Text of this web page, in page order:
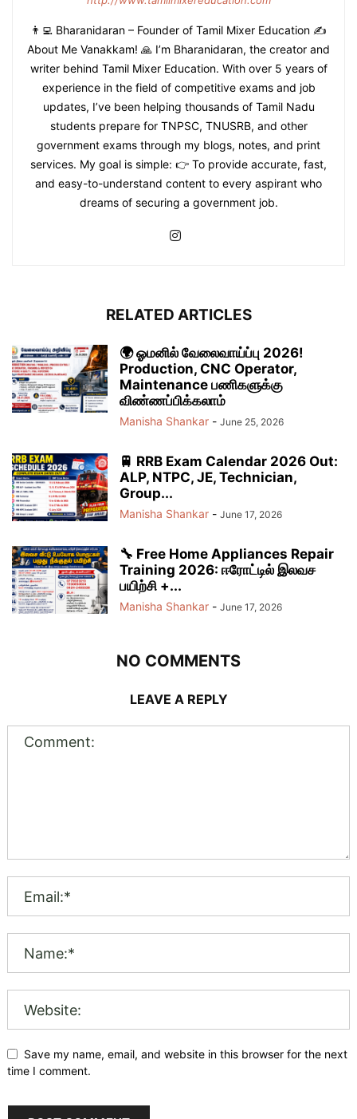
👨‍💻 Bharanidaran – Founder of Tamil Mixer Education ✍️
About Me Vanakkam! 🙏 I’m Bharanidaran, the creator and
writer behind Tamil Mixer Education. With over 5 years of
experience in the field of competitive exams and job
updates, I’ve been helping thousands of Tamil Nadu
students prepare for TNPSC, TNUSRB, and other
government exams through my blogs, notes, and print
services. My goal is simple: 👉 To provide accurate, fast,
and easy-to-understand content to every aspirant who
dreams of securing a government job.
RELATED ARTICLES
🌍 ஓமனில் வேலைவாய்ப்பு 2026!
Production, CNC Operator,
Maintenance பணிகளுக்கு
விண்ணப்பிக்கலாம்
Manisha Shankar - June 25, 2026
🚆 RRB Exam Calendar 2026 Out:
ALP, NTPC, JE, Technician,
Group...
Manisha Shankar - June 17, 2026
🔧 Free Home Appliances Repair
Training 2026: ஈரோட்டில் இலவச
பயிற்சி +...
Manisha Shankar - June 17, 2026
NO COMMENTS
LEAVE A REPLY
Save my name, email, and website in this browser for the next
time I comment.